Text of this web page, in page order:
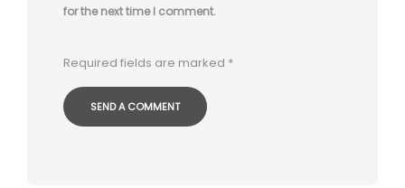
for the next time I comment.
Required fields are marked *